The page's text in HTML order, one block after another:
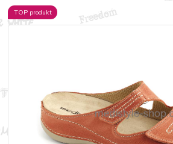
TOP produkt